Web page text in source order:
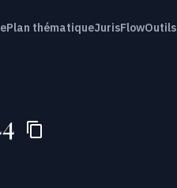
Plan thématiqueJurisFlowOutils